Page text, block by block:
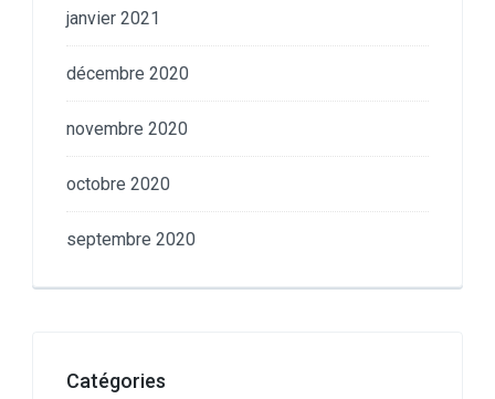
janvier 2021
décembre 2020
novembre 2020
octobre 2020
septembre 2020
Catégories